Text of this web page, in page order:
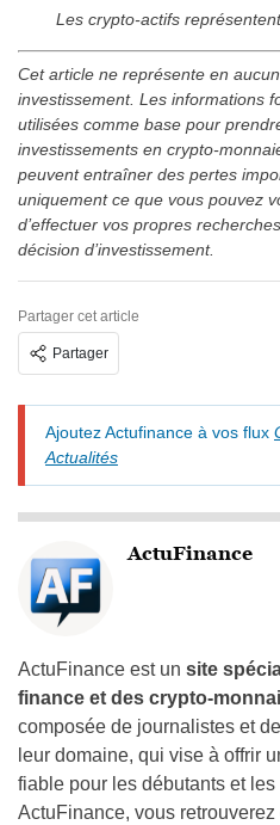
Les crypto-actifs
Cet article ne représente en
investissement. Les informations
utilisées comme base pour
investissements en crypto-
peuvent entraîner des pertes
uniquement ce que vous pouvez
d’effectuer vos propres
décision d’investissement.
Partager cet article
Partager
Ajoutez Actufinance à vos flux
Actualités
ActuFinance
ActuFinance est un site
finance et des crypto-
composée de journalistes et
leur domaine, qui vise à offrir
fiable pour les débutants et
ActuFinance, vous